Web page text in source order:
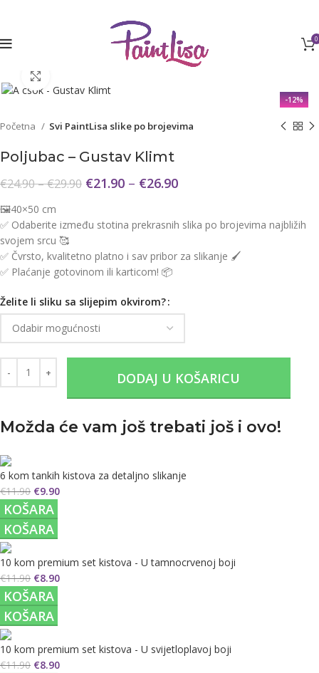
0
-12%
Početna Svi PaintLisa slike po brojevima
Poljubac – Gustav Klimt
€24.90–€29.90 €21.90 – €26.90
🖼️40×50 cm
✅ Odaberite između stotina prekrasnih slika po brojevima najbližih
svojem srcu 🥰
✅ Čvrsto, kvalitetno platno i sav pribor za slikanje 🖌️
✅ Plaćanje gotovinom ili karticom! 📦
Želite li sliku sa slijepim okvirom?
DODAJ U KOŠARICU
Možda će vam još trebati još i ovo!
6 kom tankih kistova za detaljno slikanje
€11.90 €9.90
KOŠARA
KOŠARA
10 kom premium set kistova - U tamnocrvenoj boji
€11.90 €8.90
KOŠARA
KOŠARA
10 kom premium set kistova - U svijetloplavoj boji
€11.90 €8.90